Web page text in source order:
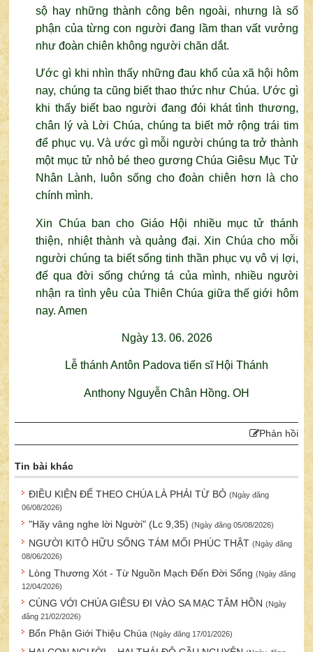
sộ hay những thành công bên ngoài, nhưng là số
phận của từng con người đang lầm than vất vưởng
như đoàn chiên không người chăn dắt.
Ước gì khi nhìn thấy những đau khổ của xã hội hôm
nay, chúng ta cũng biết thao thức như Chúa. Ước gì
khi thấy biết bao người đang đói khát tình thương,
chân lý và Lời Chúa, chúng ta biết mở rộng trái tim
để phục vụ. Và ước gì mỗi người chúng ta trở thành
một mục tử nhỏ bé theo gương Chúa Giêsu Mục Tử
Nhân Lành, luôn sống cho đoàn chiên hơn là cho
chính mình.
Xin Chúa ban cho Giáo Hội nhiều mục tử thánh
thiện, nhiệt thành và quảng đại. Xin Chúa cho mỗi
người chúng ta biết sống tinh thần phục vụ vô vị lợi,
để qua đời sống chứng tá của mình, nhiều người
nhận ra tình yêu của Thiên Chúa giữa thế giới hôm
nay. Amen
Ngày 13. 06. 2026
Lễ thánh Antôn Padova tiến sĩ Hội Thánh
Anthony Nguyễn Chân Hồng. OH
Phản hồi
Tin bài khác
ĐIỀU KIỆN ĐỂ THEO CHÚA LÀ PHẢI TỪ BỎ(Ngày đăng
06/08/2026)
"Hãy vâng nghe lời Người" (Lc 9,35)(Ngày đăng 05/08/2026)
NGƯỜI KITÔ HỮU SỐNG TÁM MỐI PHÚC THẬT(Ngày đăng
08/06/2026)
Lòng Thương Xót - Từ Nguồn Mạch Đến Đời Sống(Ngày đăng
12/04/2026)
CÙNG VỚI CHÚA GIÊSU ĐI VÀO SA MẠC TÂM HỒN(Ngày
đăng 21/02/2026)
Bổn Phận Giới Thiệu Chúa(Ngày đăng 17/01/2026)